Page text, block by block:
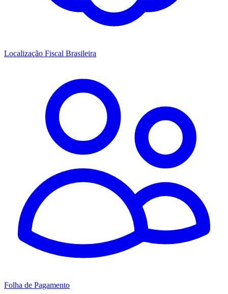
Localização Fiscal Brasileira
Folha de Pagamento